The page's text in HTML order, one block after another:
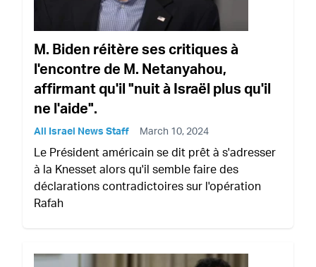
M. Biden réitère ses critiques à
l'encontre de M. Netanyahou,
affirmant qu'il "nuit à Israël plus qu'il
ne l'aide".
All Israel News Staff March 10, 2024
Le Président américain se dit prêt à s'adresser
à la Knesset alors qu'il semble faire des
déclarations contradictoires sur l'opération
Rafah